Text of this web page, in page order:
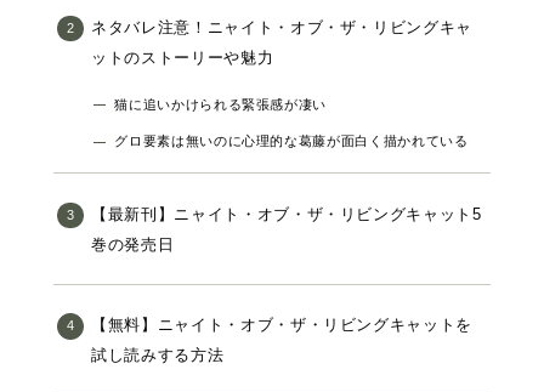
ネタバレ注意！ニャイト・オブ・ザ・リビングキャ
ットのストーリーや魅力
猫に追いかけられる緊張感が凄い
グロ要素は無いのに心理的な葛藤が面白く描かれている
【最新刊】ニャイト・オブ・ザ・リビングキャット5
巻の発売日
【無料】ニャイト・オブ・ザ・リビングキャットを
試し読みする方法